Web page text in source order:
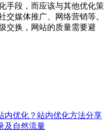
手段，而应该与其他优化策
交媒体推广、网络营销等。
交换，网站的质量需要避
内优化？站内优化方法分享
及自然流量